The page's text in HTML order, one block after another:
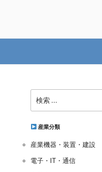
索:
産業分類
産業機器・装置・建設
電子・IT・通信